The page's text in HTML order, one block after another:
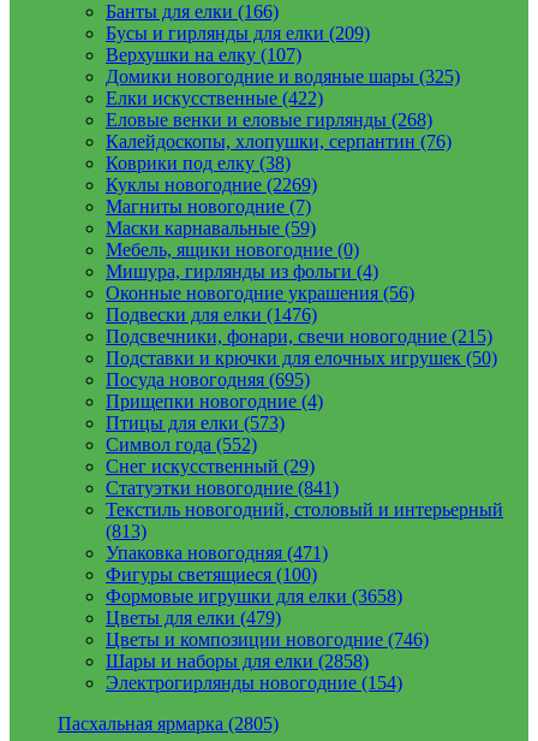
Банты для елки (166)
Бусы и гирлянды для елки (209)
Верхушки на елку (107)
Домики новогодние и водяные шары (325)
Елки искусственные (422)
Еловые венки и еловые гирлянды (268)
Калейдоскопы, хлопушки, серпантин (76)
Коврики под елку (38)
Куклы новогодние (2269)
Магниты новогодние (7)
Маски карнавальные (59)
Мебель, ящики новогодние (0)
Мишура, гирлянды из фольги (4)
Оконные новогодние украшения (56)
Подвески для елки (1476)
Подсвечники, фонари, свечи новогодние (215)
Подставки и крючки для елочных игрушек (50)
Посуда новогодняя (695)
Прищепки новогодние (4)
Птицы для елки (573)
Символ года (552)
Снег искусственный (29)
Статуэтки новогодние (841)
Текстиль новогодний, столовый и интерьерный
(813)
Упаковка новогодняя (471)
Фигуры светящиеся (100)
Формовые игрушки для елки (3658)
Цветы для елки (479)
Цветы и композиции новогодние (746)
Шары и наборы для елки (2858)
Электрогирлянды новогодние (154)
Пасхальная ярмарка (2805)